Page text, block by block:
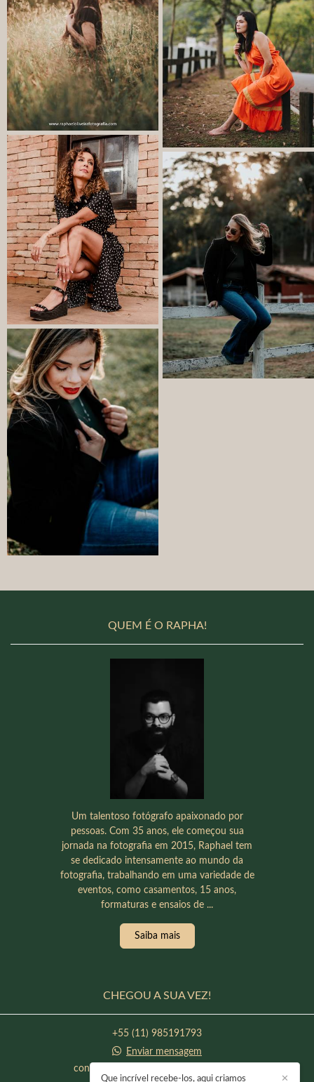
QUEM É O RAPHA!
Um talentoso fotógrafo apaixonado por
pessoas. Com 35 anos, ele começou sua
jornada na fotografia em 2015, Raphael tem
se dedicado intensamente ao mundo da
fotografia, trabalhando em uma variedade de
eventos, como casamentos, 15 anos,
formaturas e ensaios de ...
Saiba mais
CHEGOU A SUA VEZ!
+55 (11) 985191793
Enviar mensagem
contato@raphaeloliveirafotografia.com
✕
Que incrível recebe-los, aqui criamos